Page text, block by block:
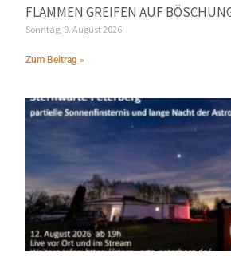
FLAMMEN GREIFEN AUF
Sonntag, 9. August 2026
Zum Beitrag »